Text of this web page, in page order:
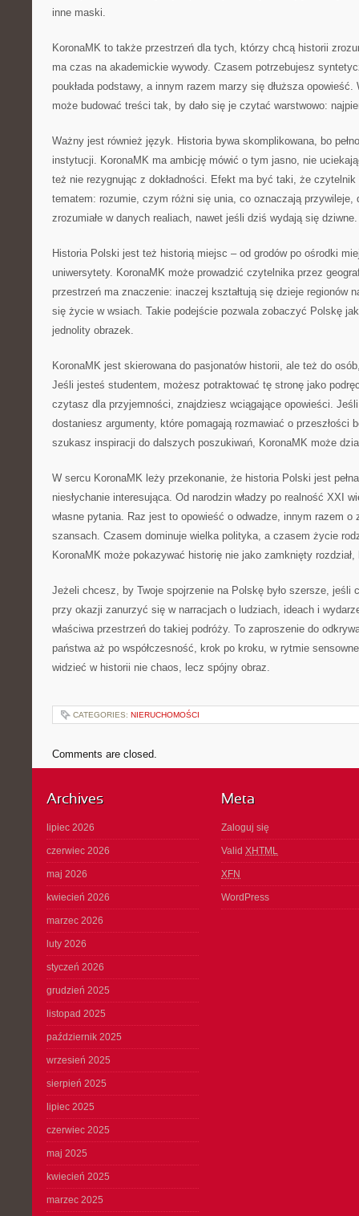
inne maski.
KoronaMK to także przestrzeń dla tych, którzy chcą historii
ma czas na akademickie wywody. Czasem potrzebujesz
poukłada podstawy, a innym razem marzy się dłuższa opowieść.
może budować treści tak, by dało się je czytać warstwowo:
Ważny jest również język. Historia bywa skomplikowana, bo
instytucji. KoronaMK ma ambicję mówić o tym jasno, nie
też nie rezygnując z dokładności. Efekt ma być taki, że czytelnik
tematem: rozumie, czym różni się unia, co oznaczają przywileje,
zrozumiałe w danych realiach, nawet jeśli dziś wydają się dziwne.
Historia Polski jest też historią miejsc – od grodów po ośrodki
uniwersytety. KoronaMK może prowadzić czytelnika przez
przestrzeń ma znaczenie: inaczej kształtują się dzieje regionów
się życie w wsiach. Takie podejście pozwala zobaczyć Polskę
jednolity obrazek.
KoronaMK jest skierowana do pasjonatów historii, ale też do
Jeśli jesteś studentem, możesz potraktować tę stronę jako
czytasz dla przyjemności, znajdziesz wciągające opowieści.
dostaniesz argumenty, które pomagają rozmawiać o przeszłości
szukasz inspiracji do dalszych poszukiwań, KoronaMK może
W sercu KoronaMK leży przekonanie, że historia Polski jest
niesłychanie interesująca. Od narodzin władzy po realność XXI
własne pytania. Raz jest to opowieść o odwadze, innym razem o
szansach. Czasem dominuje wielka polityka, a czasem życie
KoronaMK może pokazywać historię nie jako zamknięty
Jeżeli chcesz, by Twoje spojrzenie na Polskę było szersze, jeśli
przy okazji zanurzyć się w narracjach o ludziach, ideach i
właściwa przestrzeń do takiej podróży. To zaproszenie do
państwa aż po współczesność, krok po kroku, w rytmie
widzieć w historii nie chaos, lecz spójny obraz.
CATEGORIES: NIERUCHOMOŚCI
Comments are closed.
Archives
lipiec 2026
czerwiec 2026
maj 2026
kwiecień 2026
marzec 2026
luty 2026
styczeń 2026
grudzień 2025
listopad 2025
październik 2025
wrzesień 2025
sierpień 2025
lipiec 2025
czerwiec 2025
maj 2025
kwiecień 2025
marzec 2025
Meta
Zaloguj się
Valid XHTML
XFN
WordPress